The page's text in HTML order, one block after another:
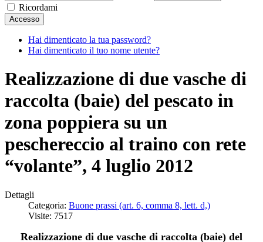
Ricordami
Accesso
Hai dimenticato la tua password?
Hai dimenticato il tuo nome utente?
Realizzazione di due vasche di
raccolta (baie) del pescato in
zona poppiera su un
peschereccio al traino con rete
“volante”, 4 luglio 2012
Dettagli
Categoria: Buone prassi (art. 6, comma 8, lett. d,)
Visite: 7517
Realizzazione di due vasche di raccolta (baie) del